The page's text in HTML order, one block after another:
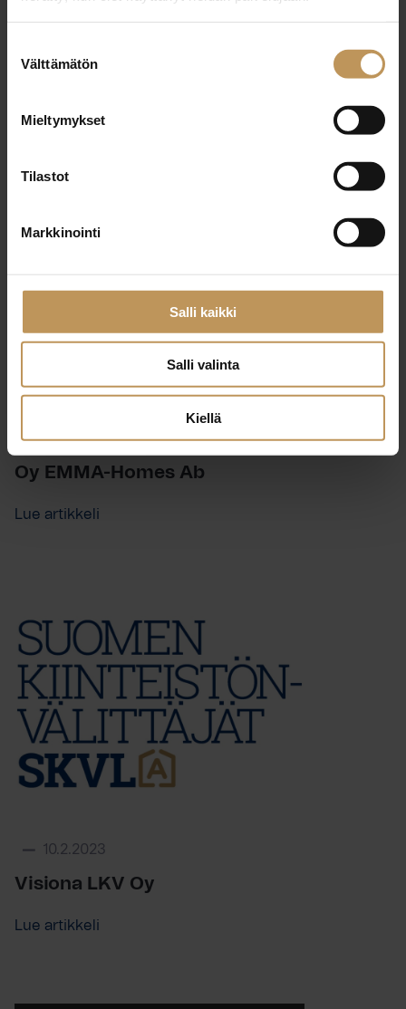
valinta
Välttämätön
Mieltymykset
Tilastot
Markkinointi
Salli kaikki
Salli valinta
Kiellä
29.2.2024
Lena Berts
10.2.2023
Oy EMMA-Homes Ab
Lue artikkeli
10.2.2023
Visiona LKV Oy
Lue artikkeli